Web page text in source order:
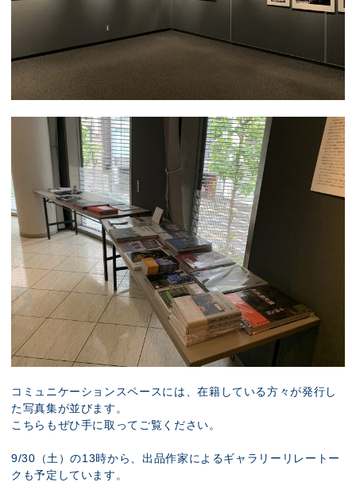
コミュニケーションスペースには、在籍している方々が発行し
た写真集が並びます。
こちらもぜひ手に取ってご覧ください。
9/30（土）の13時から、出品作家によるギャラリーリレートー
クも予定しています。